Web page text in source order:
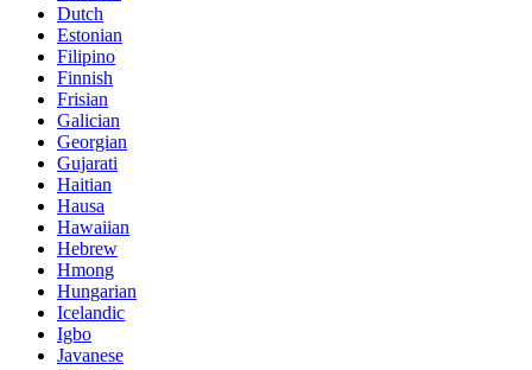
Dutch
Estonian
Filipino
Finnish
Frisian
Galician
Georgian
Gujarati
Haitian
Hausa
Hawaiian
Hebrew
Hmong
Hungarian
Icelandic
Igbo
Javanese